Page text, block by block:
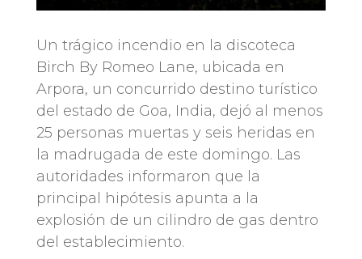
Un trágico incendio en la discoteca
Birch By Romeo Lane, ubicada en
Arpora, un concurrido destino turístico
del estado de Goa, India, dejó al menos
25 personas muertas y seis heridas en
la madrugada de este domingo. Las
autoridades informaron que la
principal hipótesis apunta a la
explosión de un cilindro de gas dentro
del establecimiento.